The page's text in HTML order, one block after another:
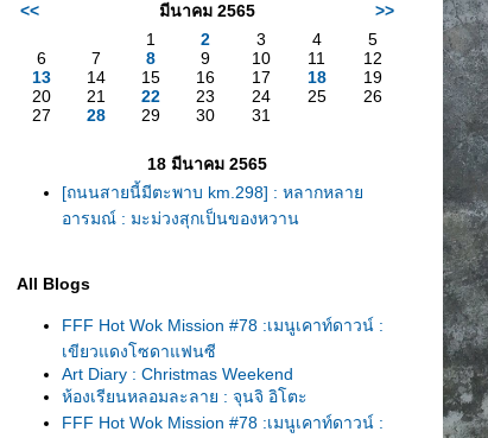
<< มีนาคม 2565
>>
1
2 3 4
5
6
7 8 9 10 11
12
13
14 15 16 17 18
19
20
21 22 23 24 25
26
27
28 29 30 31
18 มีนาคม 2565
[ถนนสายนี้มีตะพาบ km.298] : หลากหลา
อารมณ์ : มะม่วงสุกเป็นของหวาน
All Blogs
FFF Hot Wok Mission #78 :เมนูเคาท์ดาวน์ :
เขียวแดงโซดาแฟนซี
Art Diary : Christmas Weekend
ห้องเรียนหลอมละลาย : จุนจิ อิโตะ
FFF Hot Wok Mission #78 :เมนูเคาท์ดาวน์ :